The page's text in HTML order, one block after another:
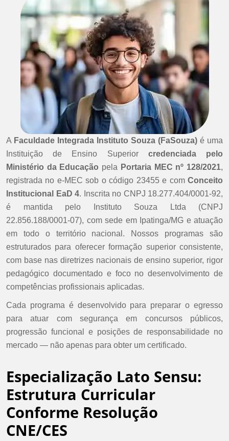
A Faculdade Integrada Instituto Souza (FaSouza) é uma
Instituição de Ensino Superior credenciada pelo
Ministério da Educação pela Portaria MEC nº 128/2021,
registrada no e-MEC sob o código 23455 e com Conceito
Institucional EaD 4. Inscrita no CNPJ 18.277.404/0001-92,
é mantida pelo Instituto Souza Ltda (CNPJ
22.856.188/0001-07), com sede em Ipatinga/MG e atuação
em todo o território nacional. Nossos programas são
estruturados para oferecer formação superior consistente,
com base nas diretrizes nacionais de ensino superior, rigor
pedagógico documentado e foco no desenvolvimento de
competências profissionais aplicadas.
Cada programa é desenvolvido para preparar o egresso
para atuar com segurança em concursos públicos,
progressão funcional e posições de responsabilidade no
mercado — não apenas para obter um certificado.
Especialização Lato Sensu:
Estrutura Curricular
Conforme Resolução
CNE/CES